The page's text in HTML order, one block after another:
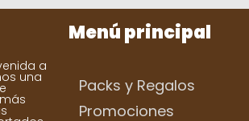
a
una
Menú principal
Packs y Regalos
Promociones